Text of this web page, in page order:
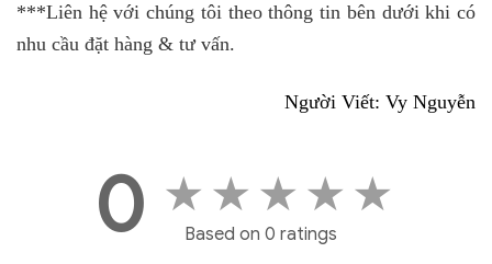
***Liên hệ với chúng tôi theo thông tin bên dưới khi có
nhu cầu đặt hàng & tư vấn.
Người Viết: Vy Nguyễn
0 ★ ★ ★ ★ ★
Based on 0 ratings